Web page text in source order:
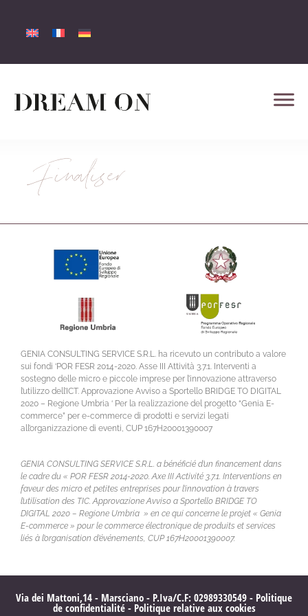
Finaliser
GENIA CONSULTING SERVICE S.R.L. ha ricevuto un contributo a valore
sui fondi ‘POR FESR 2014-2020. Asse III Attività 3.7.1. Interventi a
sostegno delle micro e piccole imprese per l’innovazione attraverso
l’utilizzo dell’ICT. Approvazione Avviso a Sportello BRIDGE TO DIGITAL
2020 – Regione Umbria ‘ Per la realizzazione del progetto “Genia E-
commerce” per e-commerce di prodotti e servizi legati
all’organizzazione di eventi, CUP 167H20001390007
GENIA CONSULTING SERVICE S.R.L. a bénéficié d’un financement dans
le cadre du « POR FESR 2014-2020. Axe III Activité 3.7.1. Interventions en
faveur des micro et petites entreprises pour l’innovation à travers
l’utilisation des TIC. Approvazione Avviso a Sportello BRIDGE TO
DIGITAL 2020 – Regione Umbria » en ce qui concerne le projet « Genia
E-commerce » pour le commerce électronique de produits et services
liés à l’organisation d’événements, CUP 167H20001390007.
Via dei Mattoni,14 - Marsciano - P.Iva/C.F: 02989330549 - Politique
de confidentialité- Politique relative aux cookies